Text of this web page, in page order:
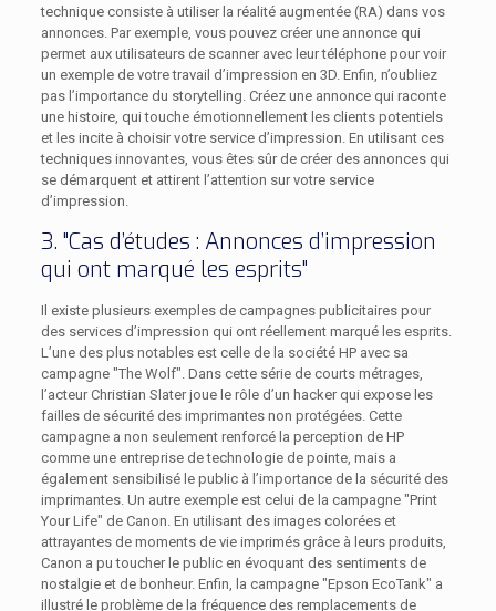
technique consiste à utiliser la réalité augmentée (RA) dans vos
annonces. Par exemple, vous pouvez créer une annonce qui
permet aux utilisateurs de scanner avec leur téléphone pour voir
un exemple de votre travail d’impression en 3D. Enfin, n’oubliez
pas l’importance du storytelling. Créez une annonce qui raconte
une histoire, qui touche émotionnellement les clients potentiels
et les incite à choisir votre service d’impression. En utilisant ces
techniques innovantes, vous êtes sûr de créer des annonces qui
se démarquent et attirent l’attention sur votre service
d’impression.
3. "Cas d’études : Annonces d’impression
qui ont marqué les esprits"
Il existe plusieurs exemples de campagnes publicitaires pour
des services d’impression qui ont réellement marqué les esprits.
L’une des plus notables est celle de la société HP avec sa
campagne "The Wolf". Dans cette série de courts métrages,
l’acteur Christian Slater joue le rôle d’un hacker qui expose les
failles de sécurité des imprimantes non protégées. Cette
campagne a non seulement renforcé la perception de HP
comme une entreprise de technologie de pointe, mais a
également sensibilisé le public à l’importance de la sécurité des
imprimantes. Un autre exemple est celui de la campagne "Print
Your Life" de Canon. En utilisant des images colorées et
attrayantes de moments de vie imprimés grâce à leurs produits,
Canon a pu toucher le public en évoquant des sentiments de
nostalgie et de bonheur. Enfin, la campagne "Epson EcoTank" a
illustré le problème de la fréquence des remplacements de